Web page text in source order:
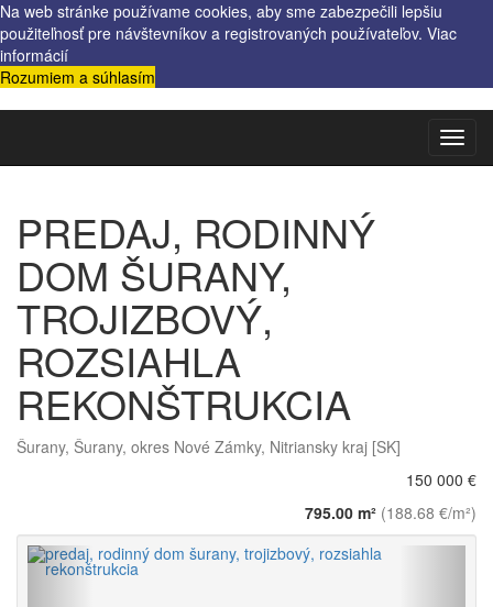
Na web stránke používame cookies, aby sme zabezpečili lepšiu
použiteľnosť pre návštevníkov a registrovaných používateľov. Viac
informácií
Rozumiem a súhlasím
PREDAJ, RODINNÝ
DOM ŠURANY,
TROJIZBOVÝ,
ROZSIAHLA
REKONŠTRUKCIA
Šurany, Šurany, okres Nové Zámky, Nitriansky kraj [SK]
150 000 €
795.00 m² (188.68 €/m²)
Späť